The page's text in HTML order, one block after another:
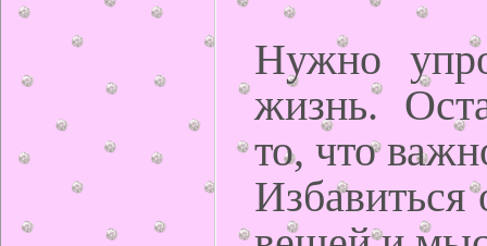
Нужно
жизнь.
то, что